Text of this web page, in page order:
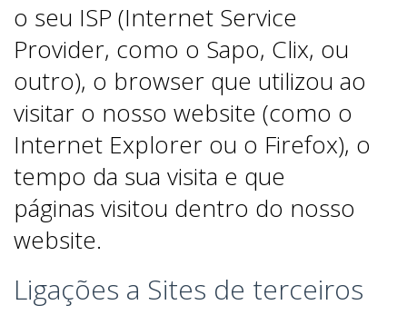
o seu ISP (Internet Service
Provider, como o Sapo, Clix, ou
outro), o browser que utilizou ao
visitar o nosso website (como o
Internet Explorer ou o Firefox), o
tempo da sua visita e que
páginas visitou dentro do nosso
website.
Ligações a Sites de terceiros